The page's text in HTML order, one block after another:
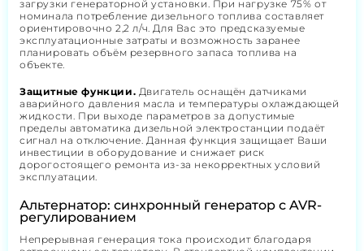
загрузки генераторной установки. При нагрузке 75% от
номинала потребление дизельного топлива составляет
ориентировочно 2,2 л/ч. Для Вас это предсказуемые
эксплуатационные затраты и возможность заранее
планировать объём резервного запаса топлива на
объекте.
Защитные функции. Двигатель оснащён датчиками
аварийного давления масла и температуры охлаждающей
жидкости. При выходе параметров за допустимые
пределы автоматика дизельной электростанции подаёт
сигнал на отключение. Данная функция защищает Ваши
инвестиции в оборудование и снижает риск
дорогостоящего ремонта из-за некорректных условий
эксплуатации.
Альтернатор: синхронный генератор с AVR-
регулированием
Непрерывная генерация тока происходит благодаря